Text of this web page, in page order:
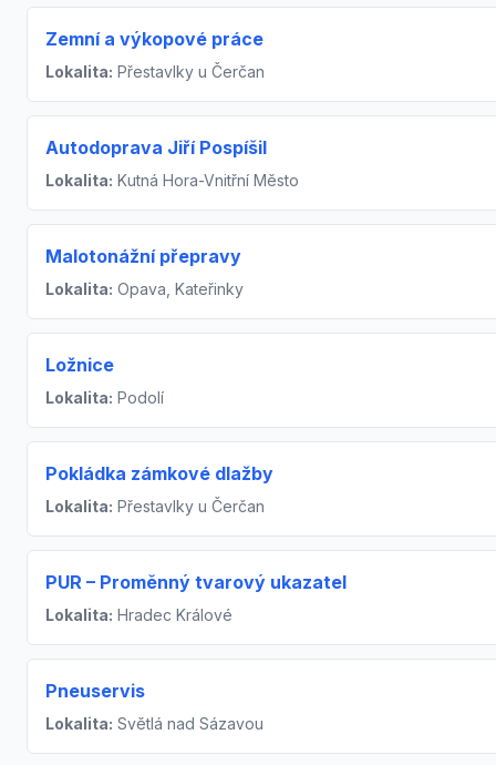
Zemní a výkopové práce
Lokalita: Přestavlky u Čerčan
Autodoprava Jiří Pospíšil
Lokalita: Kutná Hora-Vnitřní Město
Malotonážní přepravy
Lokalita: Opava, Kateřinky
Ložnice
Lokalita: Podolí
Pokládka zámkové dlažby
Lokalita: Přestavlky u Čerčan
PUR – Proměnný tvarový ukazatel
Lokalita: Hradec Králové
Pneuservis
Lokalita: Světlá nad Sázavou